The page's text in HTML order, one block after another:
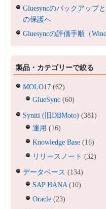
Gluesyncのバックアップ
の保護へ
Gluesyncの評価手順（
製品・カテゴリーで絞る
MOLO17 (62)
GlueSync (60)
Syniti (旧DBMoto) (381)
運用 (16)
Knowledge Base (16)
リリースノート (32)
データベース (134)
SAP HANA(10)
Oracle (23)